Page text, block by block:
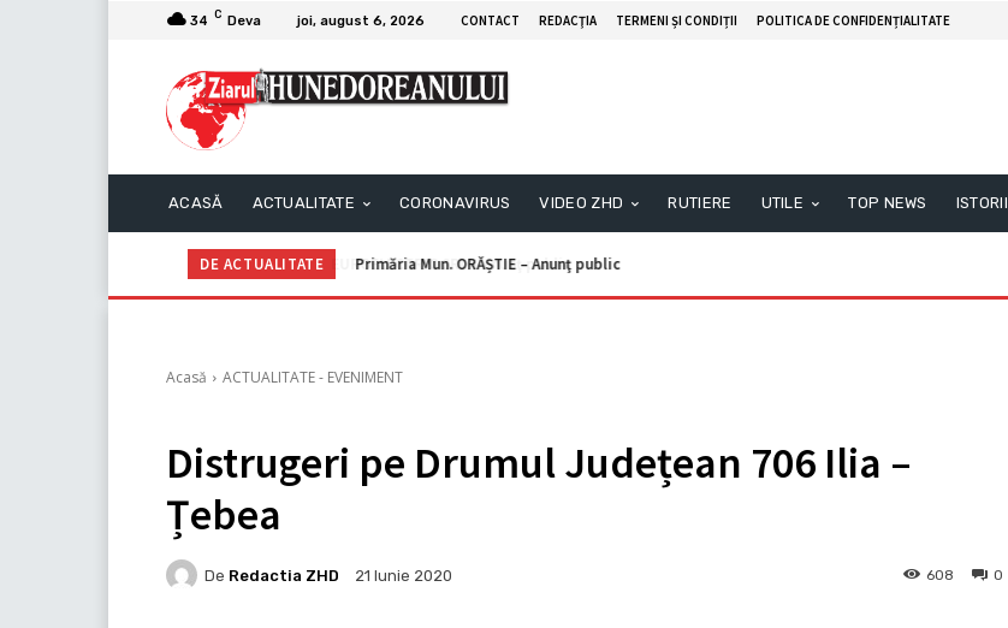
34 C Deva joi, august 6, 2026 CONTACT REDACŢIA TERMENI ȘI CONDIȚII POLITICA DE CONFIDENȚIALITATE
ACASĂ ACTUALITATE CORONAVIRUS VIDEO ZHD RUTIERE UTILE TOP NEWS ISTORII
DE ACTUALITATE Primăria Mun. ORĂȘTIE – Anunţ public
Acasă ACTUALITATE - EVENIMENT
Distrugeri pe Drumul Județean 706 Ilia –
Țebea
De Redactia ZHD 21 Iunie 2020 0
608